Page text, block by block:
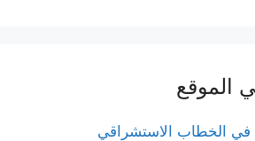
الموقع
في الخطاب الاستشراقي